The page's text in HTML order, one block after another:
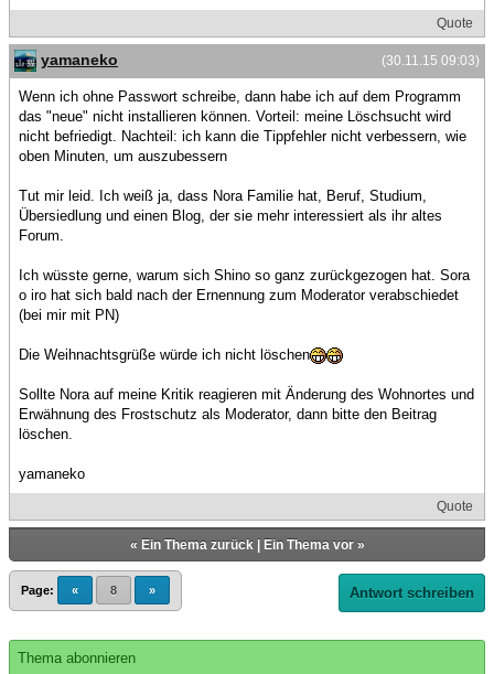
Quote
(30.11.15 09:03)
yamaneko
Wenn ich ohne Passwort schreibe, dann habe ich auf dem Programm
das "neue" nicht installieren können. Vorteil: meine Löschsucht wird
nicht befriedigt. Nachteil: ich kann die Tippfehler nicht verbessern, wie
oben Minuten, um auszubessern
Tut mir leid. Ich weiß ja, dass Nora Familie hat, Beruf, Studium,
Übersiedlung und einen Blog, der sie mehr interessiert als ihr altes
Forum.
Ich wüsste gerne, warum sich Shino so ganz zurückgezogen hat. Sora
o iro hat sich bald nach der Ernennung zum Moderator verabschiedet
(bei mir mit PN)
Die Weihnachtsgrüße würde ich nicht löschen
Sollte Nora auf meine Kritik reagieren mit Änderung des Wohnortes und
Erwähnung des Frostschutz als Moderator, dann bitte den Beitrag
löschen.
yamaneko
Quote
« Ein Thema zurück| Ein Thema vor»
Page: « 8 » Antwort schreiben
Thema abonnieren